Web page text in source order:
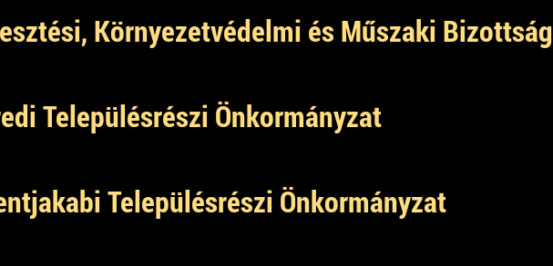
Környezetvédelmi és Műszaki Bizottság
Településrészi Önkormányzat
Településrészi Önkormányzat